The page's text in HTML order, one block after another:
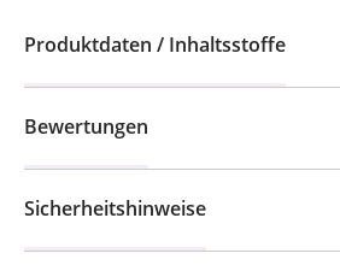
Produktdaten / Inhaltsstoffe
Bewertungen
Sicherheitshinweise